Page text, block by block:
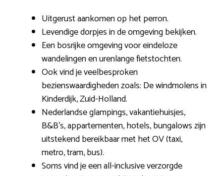
Uitgerust aankomen op het perron.
Levendige dorpjes in de omgeving bekijken.
Een bosrijke omgeving voor eindeloze
wandelingen en urenlange fietstochten.
Ook vind je veelbesproken
bezienswaardigheden zoals: De windmolens in
Kinderdijk, Zuid-Holland.
Nederlandse glampings, vakantiehuisjes,
B&B’s, appartementen, hotels, bungalows zijn
uitstekend bereikbaar met het OV (taxi,
metro, tram, bus).
Soms vind je een all-inclusive verzorgde